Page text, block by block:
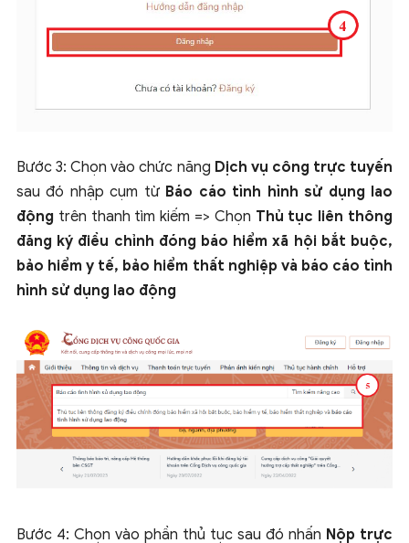
Bước 3: Chọn vào chức năng Dịch vụ công trực tuyến
sau đó nhập cụm từ Báo cáo tình hình sử dụng lao
động trên thanh tìm kiếm => Chọn Thủ tục liên thông
đăng ký điều chỉnh đóng báo hiểm xã hội bắt buộc,
bảo hiểm y tế, bảo hiểm thất nghiệp và báo cáo tình
hình sử dụng lao động
Bước 4: Chọn vào phần thủ tục sau đó nhấn Nộp trực